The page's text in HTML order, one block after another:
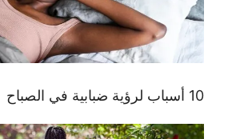
10 أسباب لرؤية ضبابية في الصباح